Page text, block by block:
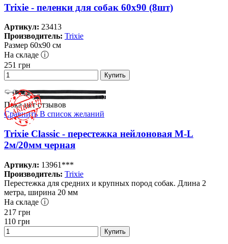
Trixie - пеленки для собак 60х90 (8шт)
Артикул: 23413
Производитель: Trixie
Размер 60х90 см
На складе ⓘ
251 грн
Купить
Пока нет отзывов
Сравнить В список желаний
Trixie Classic - перестежка нейлоновая M-L
2м/20мм черная
Артикул: 13961***
Производитель: Trixie
Перестежка для средних и крупных пород собак. Длина 2
метра, ширина 20 мм
На складе ⓘ
217 грн
110 грн
Купить